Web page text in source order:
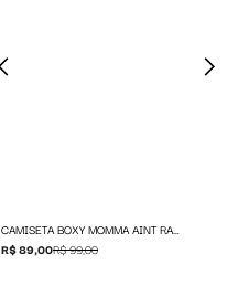
CAMISETA BOXY MOMMA AINT RAISED NO QUIT
R$ 89,00R$ 99,00